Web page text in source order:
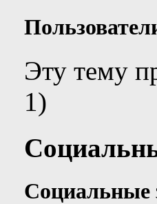
Эту тему
1)
Социальные